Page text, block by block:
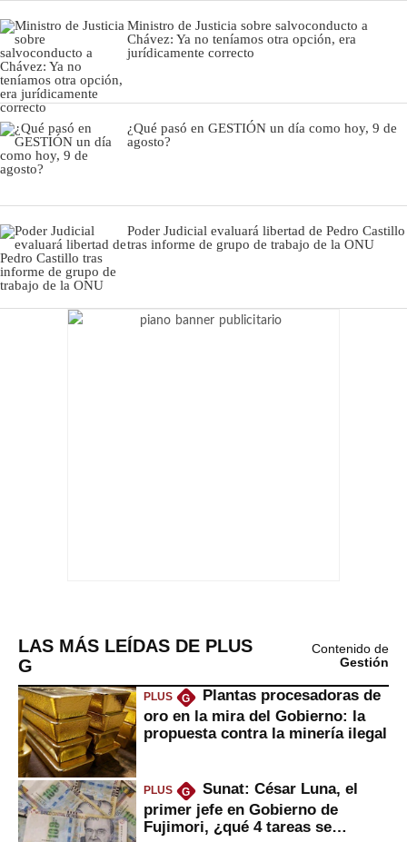
Ministro de Justicia sobre salvoconducto a
Chávez: Ya no teníamos otra opción, era
jurídicamente correcto
¿Qué pasó en GESTIÓN un día como hoy, 9 de
agosto?
Poder Judicial evaluará libertad de Pedro Castillo
tras informe de grupo de trabajo de la ONU
LAS MÁS LEÍDAS DE PLUS
G
Contenido de
Gestión
PLUS G
Plantas procesadoras de
oro en la mira del Gobierno: la
propuesta contra la minería ilegal
PLUS G
Sunat: César Luna, el
primer jefe en Gobierno de
Fujimori, ¿qué 4 tareas se